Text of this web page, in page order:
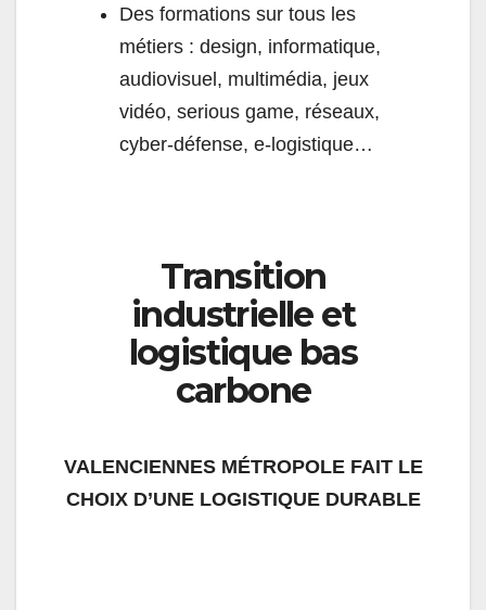
Des formations sur tous les
métiers : design, informatique,
audiovisuel, multimédia, jeux
vidéo, serious game, réseaux,
cyber-défense, e-logistique…
Transition
industrielle et
logistique bas
carbone
VALENCIENNES MÉTROPOLE FAIT LE
CHOIX D’UNE LOGISTIQUE DURABLE